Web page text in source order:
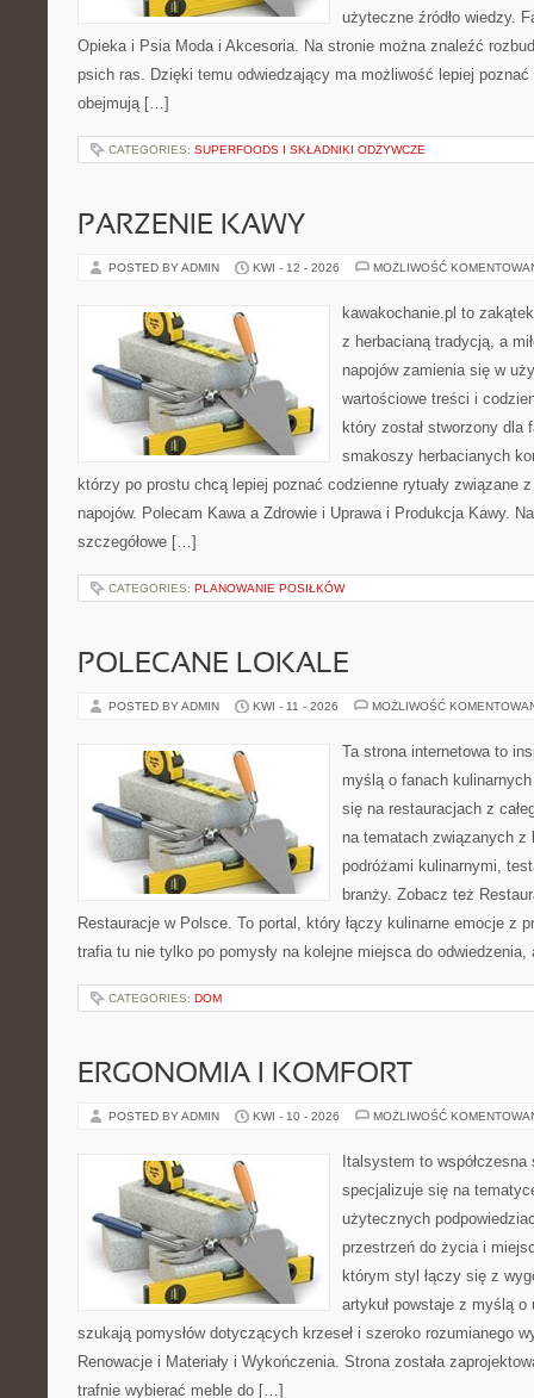
użyteczne źródło wiedzy.
Opieka i Psia Moda i Akcesoria. Na stronie można znaleźć
psich ras. Dzięki temu odwiedzający ma możliwość lepiej
obejmują […]
CATEGORIES: SUPERFOODS I SKŁADNIKI ODŻYWCZE
PARZENIE KAWY
POSTED BY ADMIN KWI - 12 - 2026 MOŻLIWOŚĆ
kawakochanie.pl to
z herbacianą tradycją, a
napojów zamienia się w
wartościowe treści i
który został stworzony dla
smakoszy herbacianych
którzy po prostu chcą lepiej poznać codzienne rytuały związane
napojów. Polecam Kawa a Zdrowie i Uprawa i Produkcja Kawy.
szczegółowe […]
CATEGORIES: PLANOWANIE POSIŁKÓW
POLECANE LOKALE
POSTED BY ADMIN KWI - 11 - 2026 MOŻLIWOŚĆ
Ta strona internetowa to
myślą o fanach
się na restauracjach z
na tematach związanych z
podróżami kulinarnymi,
branży. Zobacz też
Restauracje w Polsce. To portal, który łączy kulinarne emocje z
trafia tu nie tylko po pomysły na kolejne miejsca do
CATEGORIES: DOM
ERGONOMIA I KOMFORT
POSTED BY ADMIN KWI - 10 - 2026 MOŻLIWOŚĆ
Italsystem to
specjalizuje się na
użytecznych
przestrzeń do życia i
którym styl łączy się z
artykuł powstaje z myślą
szukają pomysłów dotyczących krzeseł i szeroko rozumianego
Renowacje i Materiały i Wykończenia. Strona została
trafnie wybierać meble do […]